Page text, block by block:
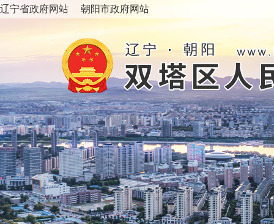
辽宁省政府网站 朝阳市政府网站